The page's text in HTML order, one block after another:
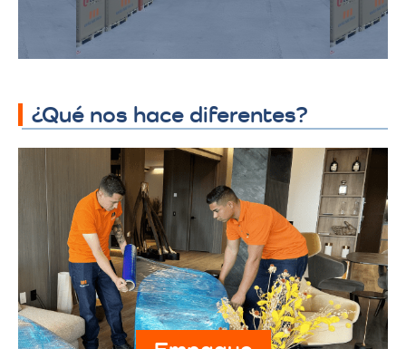
accesibilidad.
¿Qué nos hace diferentes?